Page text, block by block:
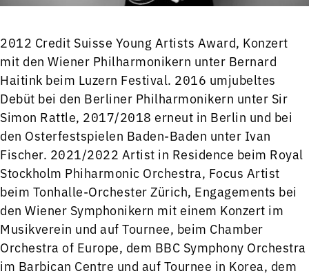
2012 Credit Suisse Young Artists Award, Konzert
mit den Wiener Philharmonikern unter Bernard
Haitink beim Luzern Festival. 2016 umjubeltes
Debüt bei den Berliner Philharmonikern unter Sir
Simon Rattle, 2017/2018 erneut in Berlin und bei
den Osterfestspielen Baden-Baden unter Ivan
Fischer. 2021/2022 Artist in Residence beim Royal
Stockholm Phiharmonic Orchestra, Focus Artist
beim Tonhalle-Orchester Zürich, Engagements bei
den Wiener Symphonikern mit einem Konzert im
Musikverein und auf Tournee, beim Chamber
Orchestra of Europe, dem BBC Symphony Orchestra
im Barbican Centre und auf Tournee in Korea, dem